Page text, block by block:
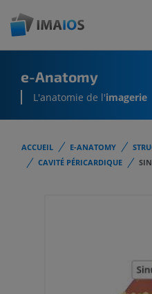
e-Anatomy
L'anatomie de l'imagerie
ACCUEIL E-ANATOMY
CAVITÉ PÉRICARDIQUE